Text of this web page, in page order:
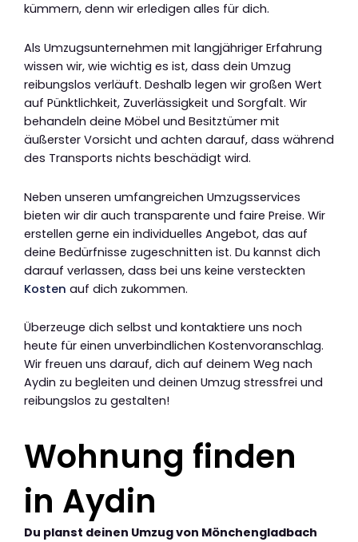
kümmern, denn wir erledigen alles für dich.
Als Umzugsunternehmen mit langjähriger Erfahrung
wissen wir, wie wichtig es ist, dass dein Umzug
reibungslos verläuft. Deshalb legen wir großen Wert
auf Pünktlichkeit, Zuverlässigkeit und Sorgfalt. Wir
behandeln deine Möbel und Besitztümer mit
äußerster Vorsicht und achten darauf, dass während
des Transports nichts beschädigt wird.
Neben unseren umfangreichen Umzugsservices
bieten wir dir auch transparente und faire Preise. Wir
erstellen gerne ein individuelles Angebot, das auf
deine Bedürfnisse zugeschnitten ist. Du kannst dich
darauf verlassen, dass bei uns keine versteckten
Kosten auf dich zukommen.
Überzeuge dich selbst und kontaktiere uns noch
heute für einen unverbindlichen Kostenvoranschlag.
Wir freuen uns darauf, dich auf deinem Weg nach
Aydin zu begleiten und deinen Umzug stressfrei und
reibungslos zu gestalten!
Wohnung finden
in Aydin
Du planst deinen Umzug von Mönchengladbach